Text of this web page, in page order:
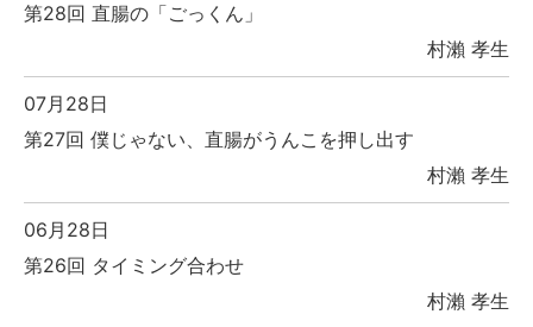
第28回 直腸の「ごっくん」
村瀨 孝生
07月28日
第27回 僕じゃない、直腸がうんこを押し出す
村瀨 孝生
06月28日
第26回 タイミング合わせ
村瀨 孝生